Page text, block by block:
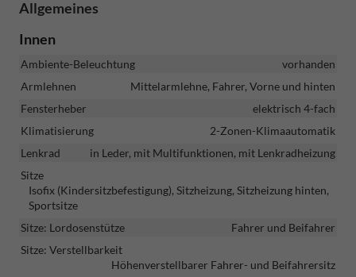
Allgemeines
Innen
Ambiente-Beleuchtung
vorhanden
Armlehnen
Mittelarmlehne, Fahrer, Vorne und hinten
Fensterheber
elektrisch 4-fach
Klimatisierung
2-Zonen-Klimaautomatik
Lenkrad
in Leder, mit Multifunktionen, mit Lenkradheizung
Sitze
Isofix (Kindersitzbefestigung), Sitzheizung, Sitzheizung hinten,
Sportsitze
Sitze: Lordosenstütze
Fahrer und Beifahrer
Sitze: Verstellbarkeit
Höhenverstellbarer Fahrer- und Beifahrersitz